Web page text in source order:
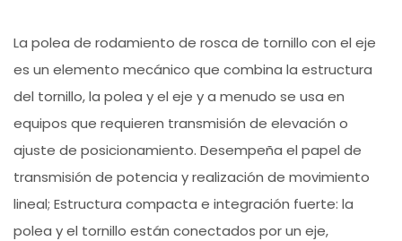
La polea de rodamiento de rosca de tornillo con el eje
es un elemento mecánico que combina la estructura
del tornillo, la polea y el eje y a menudo se usa en
equipos que requieren transmisión de elevación o
ajuste de posicionamiento. Desempeña el papel de
transmisión de potencia y realización de movimiento
lineal; Estructura compacta e integración fuerte: la
polea y el tornillo están conectados por un eje,